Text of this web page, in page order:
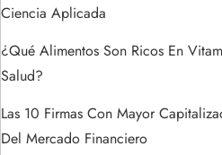
d
e
e
n
Ciencia Aplicada
¿Qué Alimentos Son Ricos En
Salud?
Las 10 Firmas Con Mayor
Del Mercado Financiero